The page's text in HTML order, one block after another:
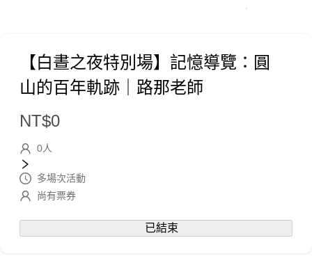
【白晝之夜特別場】記憶導覽：圓
山的百年軌跡｜路那老師
NT$0
0人
多場次活動
尚有票券
已結束